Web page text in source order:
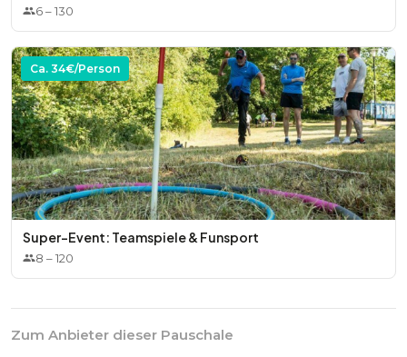
6–130
Ca. 34€/Person
Super-Event: Teamspiele & Funsport
8 –120
Zum Anbieter dieser Pauschale